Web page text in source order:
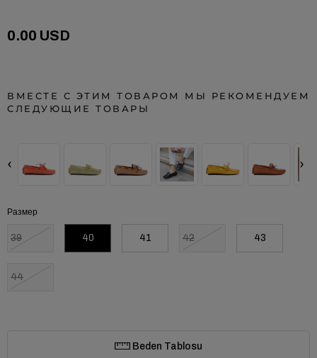
0.00 USD
ВМЕСТЕ С ЭТИМ ТОВАРОМ МЫ РЕКОМЕНДУЕМ
СЛЕДУЮЩИЕ ТОВАРЫ
‹ ›
Размер
39 40 41 42 43
44
Beden Tablosu